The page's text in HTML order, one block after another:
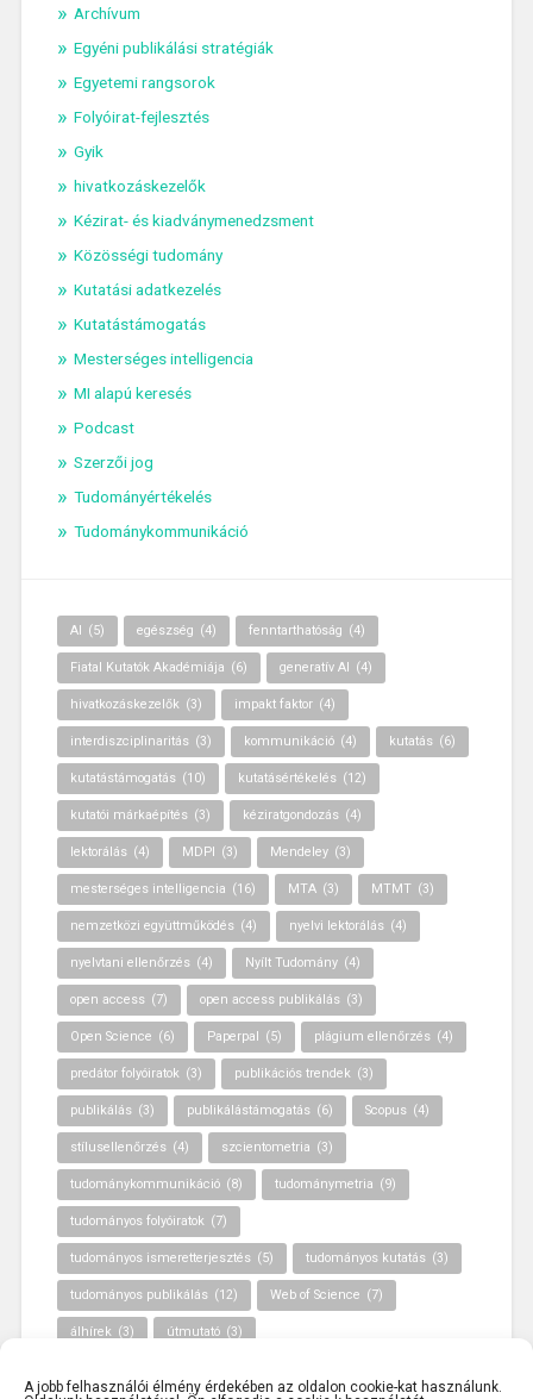
A jobb felhasználói élmény érdekében az oldalon cookie-kat használunk.
Archívum
Egyéni publikálási stratégiák
Egyetemi rangsorok
Folyóirat-fejlesztés
Gyik
hivatkozáskezelők
Kézirat- és kiadványmenedzsment
Közösségi tudomány
Kutatási adatkezelés
Kutatástámogatás
Mesterséges intelligencia
MI alapú keresés
Podcast
Szerzői jog
Tudományértékelés
Tudománykommunikáció
AI (5) egészség (4) fenntarthatóság (4)
Fiatal Kutatók Akadémiája (6) generatív AI (4)
hivatkozáskezelők (3) impakt faktor (4)
interdiszciplinaritás (3) kommunikáció (4) kutatás (6)
kutatástámogatás (10) kutatásértékelés (12)
kutatói márkaépítés (3) kéziratgondozás (4)
lektorálás (4) MDPI (3) Mendeley (3)
mesterséges intelligencia (16) MTA (3) MTMT (3)
nemzetközi együttműködés (4) nyelvi lektorálás (4)
nyelvtani ellenőrzés (4) Nyílt Tudomány (4)
open access (7) open access publikálás (3)
Open Science (6) Paperpal (5) plágium ellenőrzés (4)
predátor folyóiratok (3) publikációs trendek (3)
publikálás (3) publikálástámogatás (6) Scopus (4)
stílusellenőrzés (4) szcientometria (3)
tudománykommunikáció (8) tudománymetria (9)
tudományos folyóiratok (7)
tudományos ismeretterjesztés (5) tudományos kutatás (3)
tudományos publikálás (12) Web of Science (7)
álhírek (3) útmutató (3)